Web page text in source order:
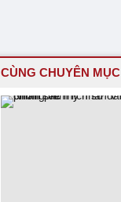
CÙNG CHUYÊN MỤC